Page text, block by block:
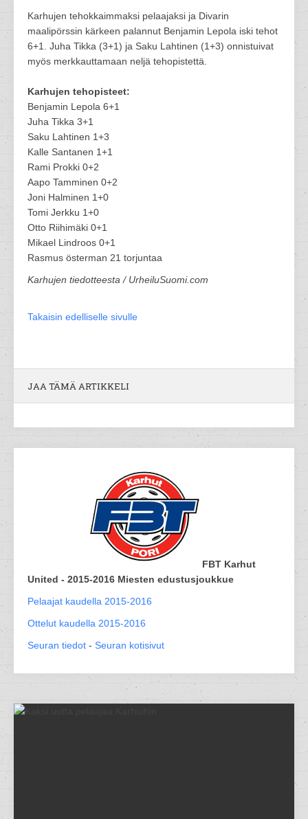
Karhujen tehokkaimmaksi pelaajaksi ja Divarin
maalipörssin kärkeen palannut Benjamin Lepola iski tehot
6+1. Juha Tikka (3+1) ja Saku Lahtinen (1+3) onnistuivat
myös merkkauttamaan neljä tehopistettä.
Karhujen tehopisteet:
Benjamin Lepola 6+1
Juha Tikka 3+1
Saku Lahtinen 1+3
Kalle Santanen 1+1
Rami Prokki 0+2
Aapo Tamminen 0+2
Joni Halminen 1+0
Tomi Jerkku 1+0
Otto Riihimäki 0+1
Mikael Lindroos 0+1
Rasmus österman 21 torjuntaa
Karhujen tiedotteesta / UrheiluSuomi.com
Takaisin edelliselle sivulle
JAA TÄMÄ ARTIKKELI
FBT Karhut
United - 2015-2016 Miesten edustusjoukkue
Pelaajat kaudella 2015-2016
Ottelut kaudella 2015-2016
Seuran tiedot - Seuran kotisivut